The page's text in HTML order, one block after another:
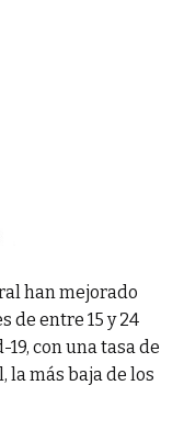
han mejorado
de entre 15 y 24
con una tasa de
la más baja de los